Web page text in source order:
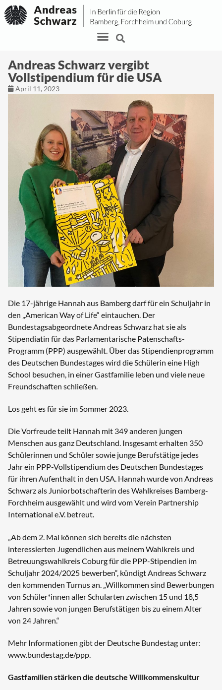
Andreas Schwarz vergibt
Vollstipendium für die USA
April 11, 2023
Die 17-jährige Hannah aus Bamberg darf für ein Schuljahr in
den „American Way of Life“ eintauchen. Der
Bundestagsabgeordnete Andreas Schwarz hat sie als
Stipendiatin für das Parlamentarische Patenschafts-
Programm (PPP) ausgewählt. Über das Stipendienprogramm
des Deutschen Bundestages wird die Schülerin eine High
School besuchen, in einer Gastfamilie leben und viele neue
Freundschaften schließen.
Los geht es für sie im Sommer 2023.
Die Vorfreude teilt Hannah mit 349 anderen jungen
Menschen aus ganz Deutschland. Insgesamt erhalten 350
Schülerinnen und Schüler sowie junge Berufstätige jedes
Jahr ein PPP-Vollstipendium des Deutschen Bundestages
für ihren Aufenthalt in den USA. Hannah wurde von Andreas
Schwarz als Juniorbotschafterin des Wahlkreises Bamberg-
Forchheim ausgewählt und wird vom Verein Partnership
International e.V. betreut.
„Ab dem 2. Mai können sich bereits die nächsten
interessierten Jugendlichen aus meinem Wahlkreis und
Betreuungswahlkreis Coburg für die PPP-Stipendien im
Schuljahr 2024/2025 bewerben“, kündigt Andreas Schwarz
den kommenden Turnus an. „Willkommen sind Bewerbungen
von Schüler*innen aller Schularten zwischen 15 und 18,5
Jahren sowie von jungen Berufstätigen bis zu einem Alter
von 24 Jahren.“
Mehr Informationen gibt der Deutsche Bundestag unter:
www.bundestag.de/ppp.
Gastfamilien stärken die deutsche Willkommenskultur